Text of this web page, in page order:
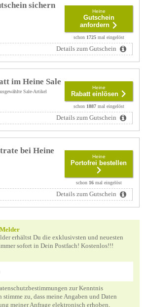
sichern
Heine
Gutschein
anfordern
schon 1725mal eingelöst
Details zum Gutschein
im Heine Sale
Sale-Artikel
Heine
Rabatt einlösen
schon 1887mal eingelöst
Details zum Gutschein
bei Heine
Heine
Portofrei bestellen
schon 16mal eingelöst
Details zum Gutschein
erhältst Du die exklusivsten und neuesten
sofort in Dein Postfach! Kostenlos!!!
zur Kenntnis
stimme zu, dass meine Angaben und Daten
meiner Anfrage elektronisch erhoben,